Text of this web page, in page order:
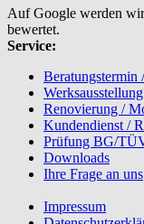
Auf Google werden
bewertet.
Service:
Beratungstermin
Renovierung /
Kundendienst /
Prüfung BG/
Downloads
Ihre Frage an uns
Impressum